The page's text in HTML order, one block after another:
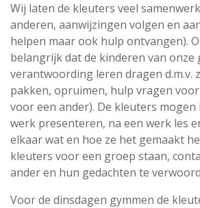
Wij laten de kleuters veel
anderen, aanwijzingen volgen en
helpen maar ook hulp ontvangen).
belangrijk dat de kinderen van onze
verantwoording leren dragen d.m.v.
pakken, opruimen, hulp vragen
voor een ander). De kleuters
werk presenteren, na een werk les
elkaar wat en hoe ze het gemaakt
kleuters voor een groep staan,
ander en hun gedachten te
Voor de dinsdagen gymmen de